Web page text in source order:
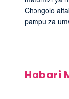
Chongolo
pampu za
Habari